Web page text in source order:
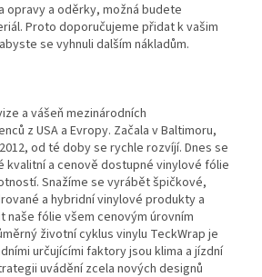
opravy a oděrky, možná budete
Proto doporučujeme přidat k vašim
se vyhnuli dalším nákladům.
a vášeň mezinárodních
z USA a Evropy. Začala v Baltimoru,
od té doby se rychle rozvíjí. Dnes se
kvalitní a cenově dostupné vinylové fólie
Snažíme se vyrábět špičkové,
a hybridní vinylové produkty a
naše fólie všem cenovým úrovním
životní cyklus vinylu TeckWrap je
určujícími faktory jsou klima a jízdní
uvádění zcela nových designů